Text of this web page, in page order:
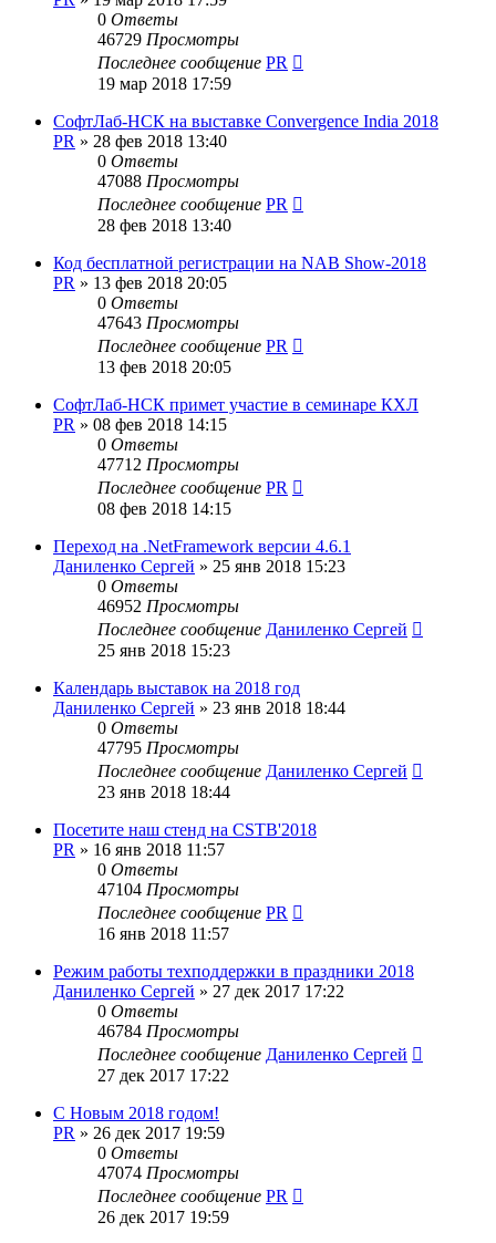
0 Ответы
46729 Просмотры
Последнее сообщение PR
19 мар 2018 17:59
СофтЛаб-НСК на выставке Convergence India 2018
PR » 28 фев 2018 13:40
0 Ответы
47088 Просмотры
Последнее сообщение PR
28 фев 2018 13:40
Код бесплатной регистрации на NAB Show-2018
PR » 13 фев 2018 20:05
0 Ответы
47643 Просмотры
Последнее сообщение PR
13 фев 2018 20:05
СофтЛаб-НСК примет участие в семинаре КХЛ
PR » 08 фев 2018 14:15
0 Ответы
47712 Просмотры
Последнее сообщение PR
08 фев 2018 14:15
Переход на .NetFramework версии 4.6.1
Даниленко Сергей » 25 янв 2018 15:23
0 Ответы
46952 Просмотры
Последнее сообщение Даниленко Сергей
25 янв 2018 15:23
Календарь выставок на 2018 год
Даниленко Сергей » 23 янв 2018 18:44
0 Ответы
47795 Просмотры
Последнее сообщение Даниленко Сергей
23 янв 2018 18:44
Посетите наш стенд на CSTB'2018
PR » 16 янв 2018 11:57
0 Ответы
47104 Просмотры
Последнее сообщение PR
16 янв 2018 11:57
Режим работы техподдержки в праздники 2018
Даниленко Сергей » 27 дек 2017 17:22
0 Ответы
46784 Просмотры
Последнее сообщение Даниленко Сергей
27 дек 2017 17:22
С Новым 2018 годом!
PR » 26 дек 2017 19:59
0 Ответы
47074 Просмотры
Последнее сообщение PR
26 дек 2017 19:59